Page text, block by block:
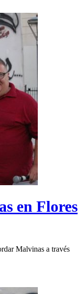
en Flores
Malvinas a través